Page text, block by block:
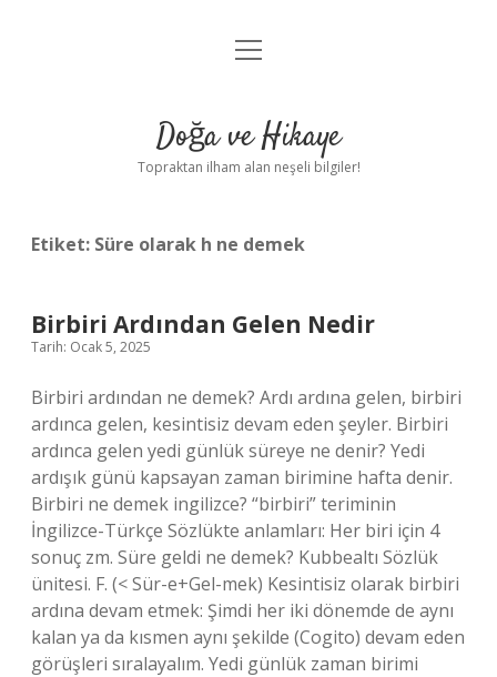
Anasayfa
Yasal Uyarı
menüyü
Doğa ve Hikaye
Topraktan ilham alan neşeli bilgiler!
Etiket: Süre olarak h ne demek
Birbiri Ardından Gelen Nedir
Tarih: Ocak 5, 2025
Birbiri ardından ne demek? Ardı ardına gelen, birbiri
ardınca gelen, kesintisiz devam eden şeyler. Birbiri
ardınca gelen yedi günlük süreye ne denir? Yedi
ardışık günü kapsayan zaman birimine hafta denir.
Birbiri ne demek ingilizce? “birbiri” teriminin
İngilizce-Türkçe Sözlükte anlamları: Her biri için 4
sonuç zm. Süre geldi ne demek? Kubbealtı Sözlük
ünitesi. F. (< Sür-e+Gel-mek) Kesintisiz olarak birbiri
ardına devam etmek: Şimdi her iki dönemde de aynı
kalan ya da kısmen aynı şekilde (Cogito) devam eden
görüşleri sıralayalım. Yedi günlük zaman birimi